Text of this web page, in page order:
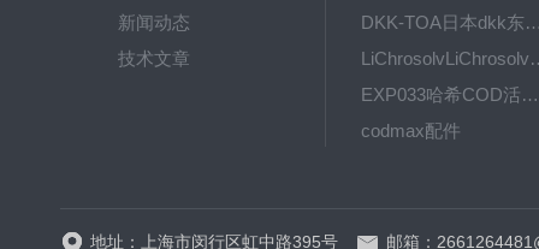
新闻动态
技术文章
DKK-TOA日本dkk东亚电
EXP033哈希COD活塞泵价格 EXP033
codmax配件
地址：上海市闵行区虹中路395号 邮箱：